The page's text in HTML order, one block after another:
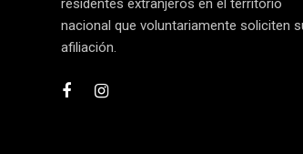
residentes extranjeros en el territorio
nacional que voluntariamente soliciten
afiliación.